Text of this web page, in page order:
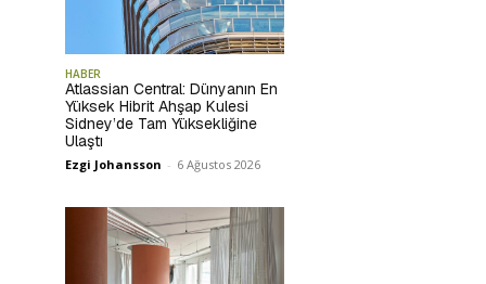
HABER
Atlassian Central: Dünyanın En
Yüksek Hibrit Ahşap Kulesi
Sidney’de Tam Yüksekliğine
Ulaştı
Ezgi Johansson - 6 Ağustos 2026